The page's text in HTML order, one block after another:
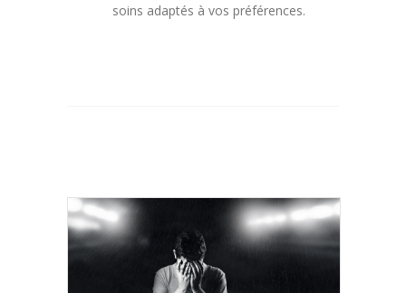
soins adaptés à vos préférences.